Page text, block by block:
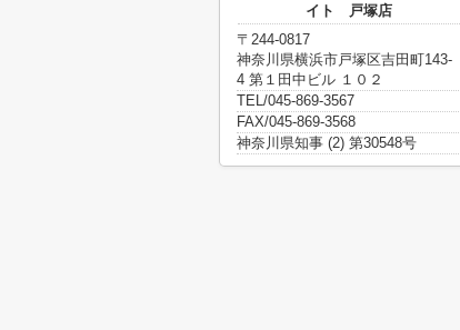
イト 戸塚店
〒244-0817
神奈川県横浜市戸塚区吉田町143-
4 第１田中ビル １０２
TEL/045-869-3567
FAX/045-869-3568
神奈川県知事 (2) 第30548号